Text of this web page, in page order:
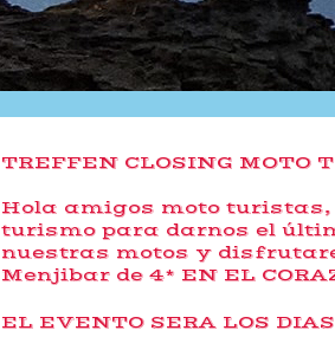
TREFFEN CLOSING MOTO
Hola amigos moto
turismo para darnos el
nuestras motos y
Menjibar de 4* EN EL
EL EVENTO SERA LOS